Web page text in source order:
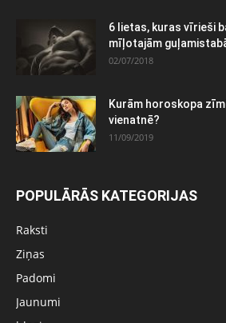
6 lietas, kuras vīrieši
mīļotajām
02/07/2018
Kurām horoskopa
vienatnē?
11/09/2019
POPULĀRĀS KATEGORIJAS
Raksti
Ziņas
Padomi
Jaunumi